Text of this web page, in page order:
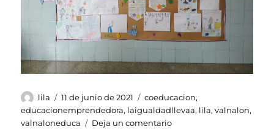
Autor
lila
Publicado
el
11 de junio de 2021 Etiquetas
coeducacion,
educacionemprendedora, laigualdadllevaa, lila,valnalon,
valnaloneduca
Deja un comentarioen